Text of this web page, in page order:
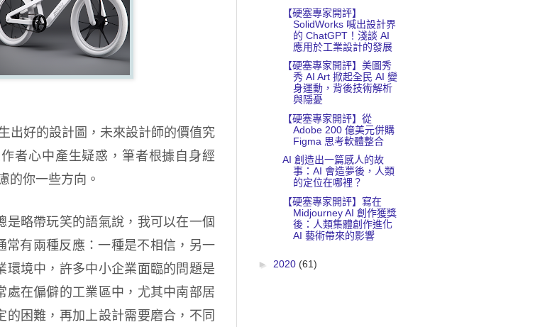
出好的設計圖，未來設計師的價值究
者心中產生疑惑，筆者根據自身經
的你一些方向。
略帶玩笑的語氣說，我可以在一個
有兩種反應：一種是不相信，另一
境中，許多中小企業面臨的問題是
在偏僻的工業區中，尤其中南部居
困難，再加上設計需要磨合，不同
【硬塞專家開評】
SolidWorks 喊出設計界
的 ChatGPT！淺談 AI
應用於工業設計的發展
【硬塞專家開評】美圖秀
秀 AI Art 掀起全民 AI 變
身運動，背後技術解析
與隱憂
【硬塞專家開評】從
Adobe 200 億美元併購
Figma 思考軟體整合
AI 創造出一篇感人的故
事：AI 會造夢後，人類
的定位在哪裡？
【硬塞專家開評】寫在
Midjourney AI 創作獲獎
後：人類集體創作進化
AI 藝術帶來的影響
► 2020 (61)